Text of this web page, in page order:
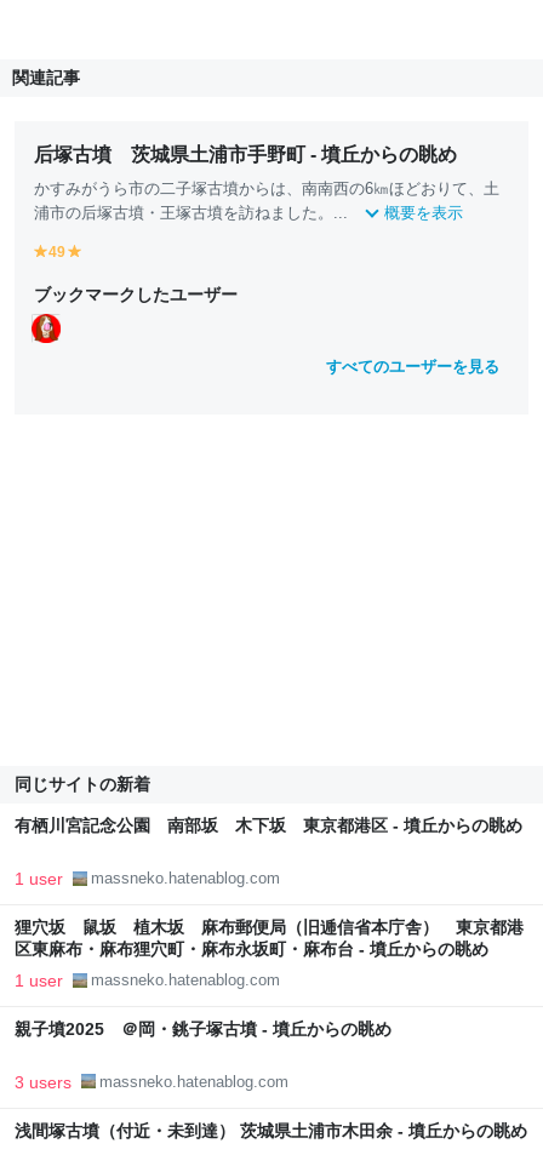
関連記事
后塚古墳 茨城県土浦市手野町 - 墳丘からの眺め
かすみがうら市の二子塚古墳からは、南南西の6㎞ほどおりて、土
浦市の后塚古墳・王塚古墳を訪ねました。...
概要を表示
y
ll
o
w
49
ll
ブックマークしたユーザー
すべてのユーザーを見る
同じサイトの新着
有栖川宮記念公園 南部坂 木下坂 東京都港区 - 墳丘からの眺め
1 user massneko.hatenablog.com
狸穴坂 鼠坂 植木坂 麻布郵便局（旧逓信省本庁舎） 東京都港
区東麻布・麻布狸穴町・麻布永坂町・麻布台 - 墳丘からの眺め
1 user massneko.hatenablog.com
親子墳2025 ＠岡・銚子塚古墳 - 墳丘からの眺め
3 users massneko.hatenablog.com
浅間塚古墳（付近・未到達） 茨城県土浦市木田余 - 墳丘からの眺め